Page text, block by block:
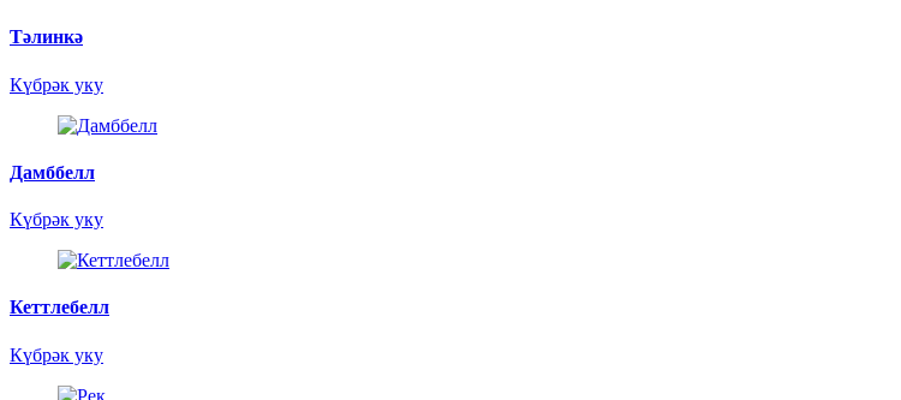
Тәлинкә
Күбрәк уку
Дамббелл
Күбрәк уку
Кеттлебелл
Күбрәк уку